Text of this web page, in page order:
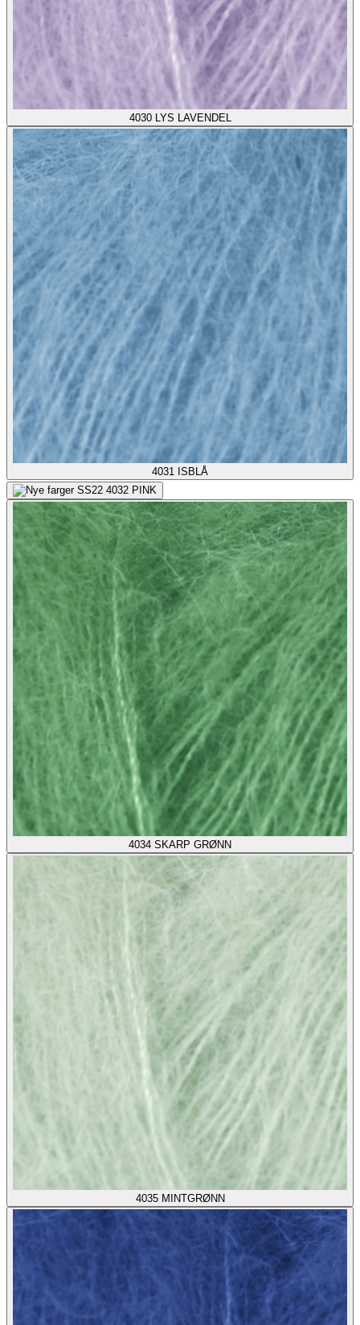
4030 LYS LAVENDEL
4031 ISBLÅ
4032 PINK
4034 SKARP GRØNN
4035 MINTGRØNN